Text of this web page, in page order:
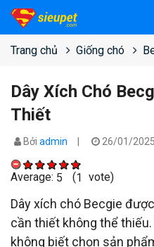
Trang chủ Giống chó
Dây Xích Chó
Thiết
Bởi admin 26/01/2025
Average: 5 (1 vote)
Dây xích chó Becgie
cần thiết không thể
không biết chọn sản